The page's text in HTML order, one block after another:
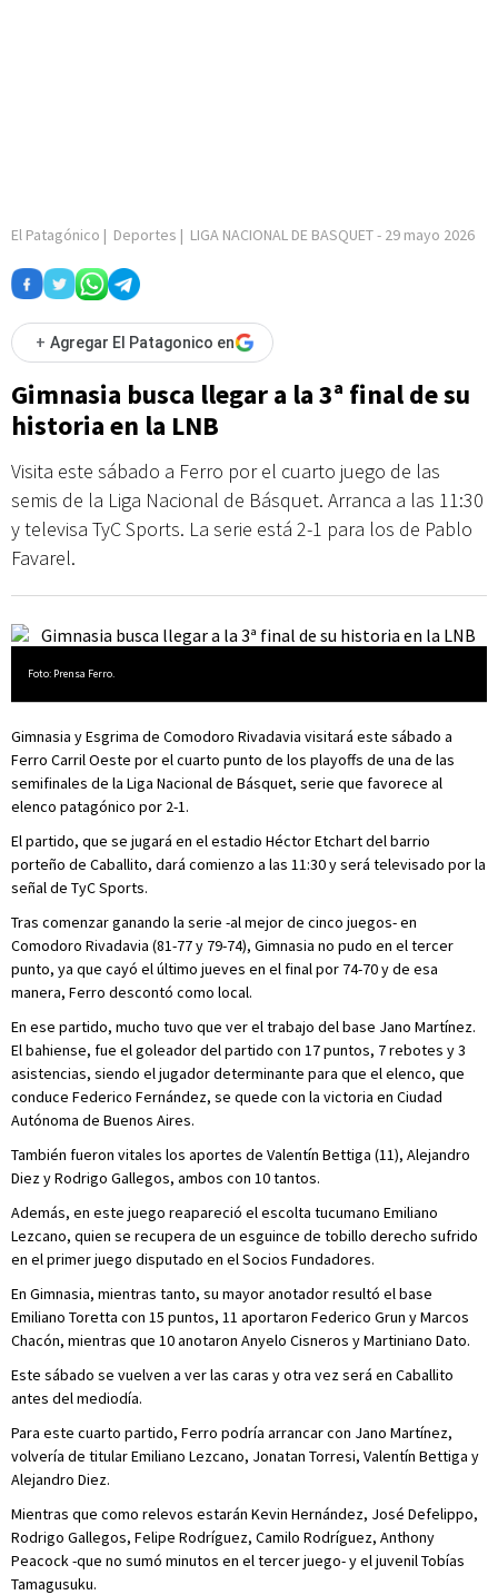
El Patagónico | Deportes | LIGA NACIONAL DE BASQUET- 29 mayo 2026
+ Agregar El Patagonico en
Gimnasia busca llegar a la 3ª final de su
historia en la LNB
Visita este sábado a Ferro por el cuarto juego de las
semis de la Liga Nacional de Básquet. Arranca a las 11:30
y televisa TyC Sports. La serie está 2-1 para los de Pablo
Favarel.
Foto: Prensa Ferro.
Gimnasia y Esgrima de Comodoro Rivadavia visitará este sábado a
Ferro Carril Oeste por el cuarto punto de los playoffs de una de las
semifinales de la Liga Nacional de Básquet, serie que favorece al
elenco patagónico por 2-1.
El partido, que se jugará en el estadio Héctor Etchart del barrio
porteño de Caballito, dará comienzo a las 11:30 y será televisado por la
señal de TyC Sports.
Tras comenzar ganando la serie -al mejor de cinco juegos- en
Comodoro Rivadavia (81-77 y 79-74), Gimnasia no pudo en el tercer
punto, ya que cayó el último jueves en el final por 74-70 y de esa
manera, Ferro descontó como local.
En ese partido, mucho tuvo que ver el trabajo del base Jano Martínez.
El bahiense, fue el goleador del partido con 17 puntos, 7 rebotes y 3
asistencias, siendo el jugador determinante para que el elenco, que
conduce Federico Fernández, se quede con la victoria en Ciudad
Autónoma de Buenos Aires.
También fueron vitales los aportes de Valentín Bettiga (11), Alejandro
Diez y Rodrigo Gallegos, ambos con 10 tantos.
Además, en este juego reapareció el escolta tucumano Emiliano
Lezcano, quien se recupera de un esguince de tobillo derecho sufrido
en el primer juego disputado en el Socios Fundadores.
En Gimnasia, mientras tanto, su mayor anotador resultó el base
Emiliano Toretta con 15 puntos, 11 aportaron Federico Grun y Marcos
Chacón, mientras que 10 anotaron Anyelo Cisneros y Martiniano Dato.
Este sábado se vuelven a ver las caras y otra vez será en Caballito
antes del mediodía.
Para este cuarto partido, Ferro podría arrancar con Jano Martínez,
volvería de titular Emiliano Lezcano, Jonatan Torresi, Valentín Bettiga y
Alejandro Diez.
Mientras que como relevos estarán Kevin Hernández, José Defelippo,
Rodrigo Gallegos, Felipe Rodríguez, Camilo Rodríguez, Anthony
Peacock -que no sumó minutos en el tercer juego- y el juvenil Tobías
Tamagusuku.